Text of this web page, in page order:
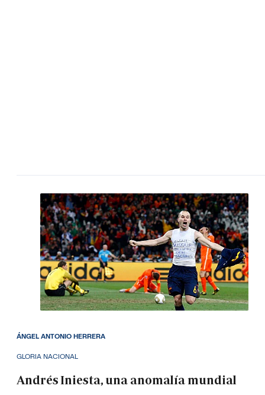
GLORIA NACIONAL
Andrés Iniesta, una anomalía mundial
ÁNGEL ANTONIO HERRERA